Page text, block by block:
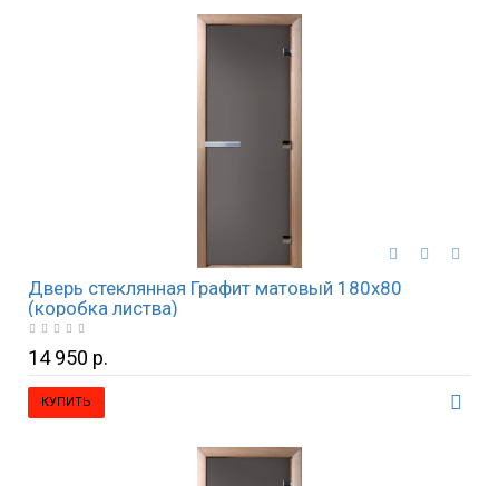
Дверь стеклянная Графит матовый 180х80
(коробка листва)
14 950 р.
КУПИТЬ